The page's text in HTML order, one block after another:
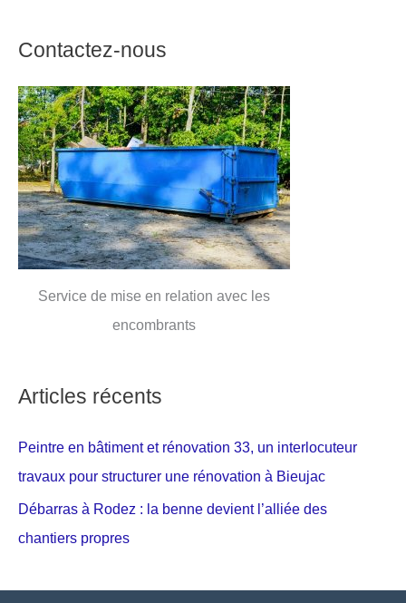
Contactez-nous
Service de mise en relation avec les
encombrants
Articles récents
Peintre en bâtiment et rénovation 33, un interlocuteur
travaux pour structurer une rénovation à Bieujac
Débarras à Rodez : la benne devient l’alliée des
chantiers propres